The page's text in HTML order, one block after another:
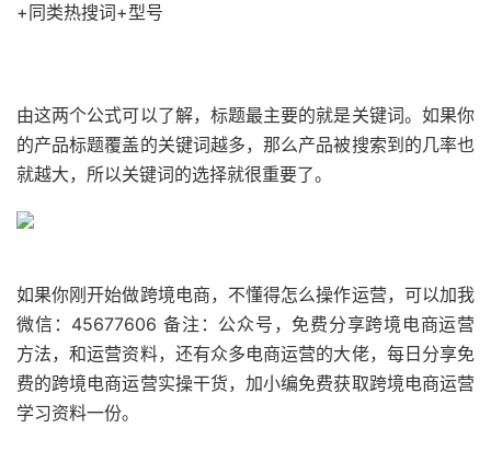
+同类热搜词+型号
由这两个公式可以了解，标题最主要的就是关键词。如果你
的产品标题覆盖的关键词越多，那么产品被搜索到的几率也
就越大，所以关键词的选择就很重要了。
如果你刚开始做跨境电商，不懂得怎么操作运营，可以加我
微信：45677606 备注：公众号，免费分享跨境电商运营
方法，和运营资料，还有众多电商运营的大佬，每日分享免
费的跨境电商运营实操干货，加小编免费获取跨境电商运营
学习资料一份。